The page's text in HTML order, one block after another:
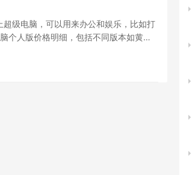
级电脑，可以用来办公和娱乐，比如打
个人版价格明细，包括不同版本如黄金